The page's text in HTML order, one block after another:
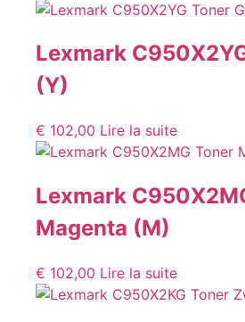
Lexmark
(Y)
€ 102,00 Lire la suite
Lexmark
Magenta (M)
€ 102,00 Lire la suite